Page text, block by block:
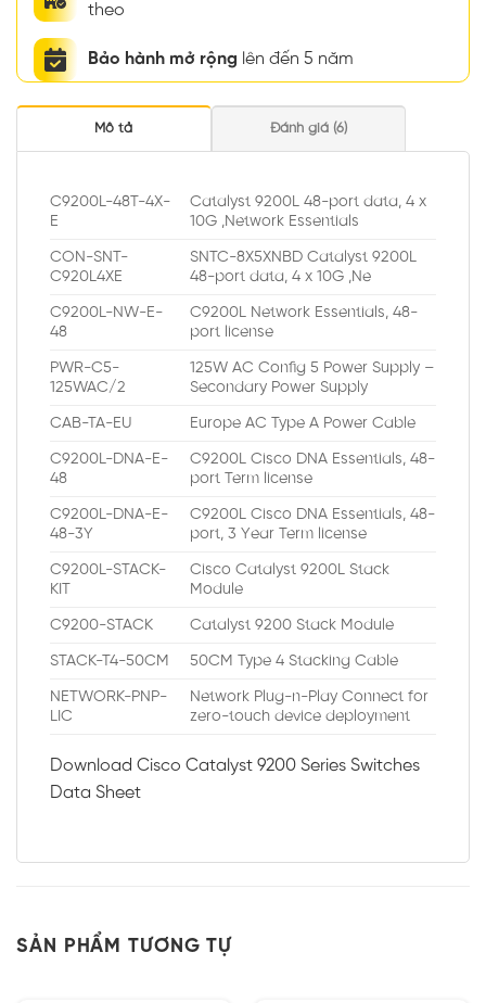
theo
Bảo hành mở rộng lên đến 5 năm
Mô tả Đánh giá (6)
C9200L-48T-4X-
E
Catalyst 9200L 48-port data, 4 x
10G ,Network Essentials
CON-SNT-
C920L4XE
SNTC-8X5XNBD Catalyst 9200L
48-port data, 4 x 10G ,Ne
C9200L-NW-E-
48
C9200L Network Essentials, 48-
port license
PWR-C5-
125WAC/2
125W AC Config 5 Power Supply –
Secondary Power Supply
CAB-TA-EU Europe AC Type A Power Cable
C9200L-DNA-E-
48
C9200L Cisco DNA Essentials, 48-
port Term license
C9200L-DNA-E-
48-3Y
C9200L Cisco DNA Essentials, 48-
port, 3 Year Term license
C9200L-STACK-
KIT
Cisco Catalyst 9200L Stack
Module
C9200-STACK Catalyst 9200 Stack Module
STACK-T4-50CM 50CM Type 4 Stacking Cable
NETWORK-PNP-
LIC
Network Plug-n-Play Connect for
zero-touch device deployment
Download Cisco Catalyst 9200 Series Switches
Data Sheet
SẢN PHẨM TƯƠNG TỰ